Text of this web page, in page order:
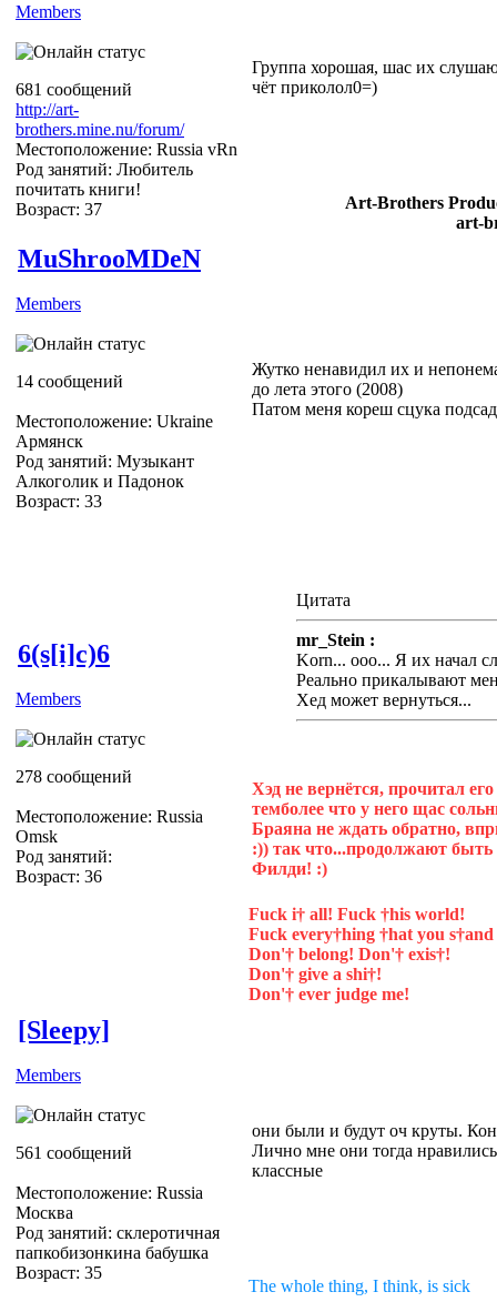
Members
681 сообщений
http://art-
brothers.mine.nu/forum/
Местоположение: Russia vRn
Род занятий: Любитель
почитать книги!
Возраст: 37
Группа хорошая, шас их
чёт приколол0=)
Art-Brothers
art-
MuShrooMDeN
Members
14 сообщений
Местоположение: Ukraine
Армянск
Род занятий: Музыкант
Алкоголик и Падонок
Возраст: 33
Жутко ненавидил их и
до лета этого (2008)
Патом меня кореш сцука
6(s[i]c)6
Members
278 сообщений
Местоположение: Russia
Omsk
Род занятий:
Возраст: 36
Цитата
mr_Stein :
Korn... ооо... Я их начал
Реально прикалывают
Хед может вернуться...
Хэд не вернётся, прочитал
темболее что у него щас
Браяна не ждать обратно,
:)) так что...продолжают
Филди! :)
Fuck i† all! Fuck †his world!
Fuck every†hing †hat you
Don'† belong! Don'† exis†!
Don'† give a shi†!
Don'† ever judge me!
[Sleepy]
Members
561 сообщений
Местоположение: Russia
Москва
Род занятий: склеротичная
папкобизонкина бабушка
Возраст: 35
они были и будут оч круты.
Лично мне они тогда
классные
The whole thing, I think, is sick